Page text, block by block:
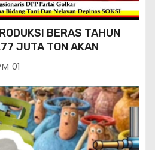
BERAS TAHUN
JUTA TON AKAN
01